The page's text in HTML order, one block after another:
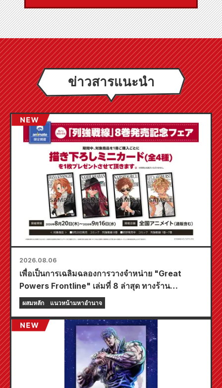
ข่าวสารแนะนำ
2026.08.06
เพื่อเป็นการเฉลิมฉลองการวางจำหน่าย "Great
Powers Frontline" เล่มที่ 8 ล่าสุด ทางร้าน
Animate ทั่วประเทศจะจัดงานอีเวนต์พิเศษในช่วง
เวลาจำกัด เริ่มตั้งแต่วันที่ 20 สิงหาคม โดยคุณ
สามารถรับมินิการ์ดสุดพิเศษ (ทั้งหมด 4 แบบ) ได้ที่นี่!
ผสมหลัก แนวหน้ามหาอำนาจ